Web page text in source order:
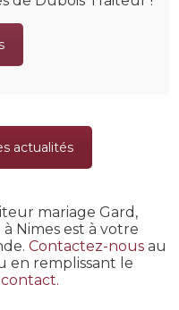
actualités
mariage Gard,
Nimes est à votre
Contactez-nous au
en remplissant le